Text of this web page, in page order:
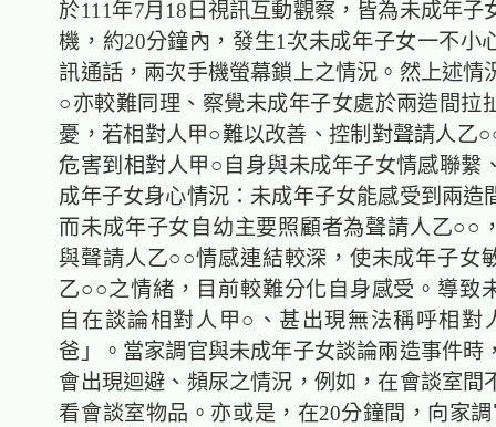
於111年7月18日視訊互動觀察，皆為未成年子
機，約20分鐘內，發生1次未成年子女一不小
訊通話，兩次手機螢幕鎖上之情況。然上述情
○亦較難同理、察覺未成年子女處於兩造間拉
憂，若相對人甲○難以改善、控制對聲請人乙
危害到相對人甲○自身與未成年子女情感聯繫
成年子女身心情況：未成年子女能感受到兩造
而未成年子女自幼主要照顧者為聲請人乙○○
與聲請人乙○○情感連結較深，使未成年子女
乙○○之情緒，目前較難分化自身感受。導致
自在談論相對人甲○、甚出現無法稱呼相對
爸」。當家調官與未成年子女談論兩造事件時
會出現迴避、頻尿之情況，例如，在會談室間
看會談室物品。亦或是，在20分鐘間，向家